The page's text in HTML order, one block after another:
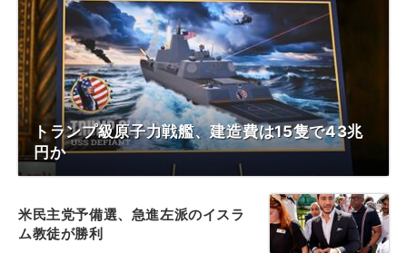
トランプ級原子力戦艦、建造費は15隻で43兆
円か
米民主党予備選、急進左派のイスラ
ム教徒が勝利